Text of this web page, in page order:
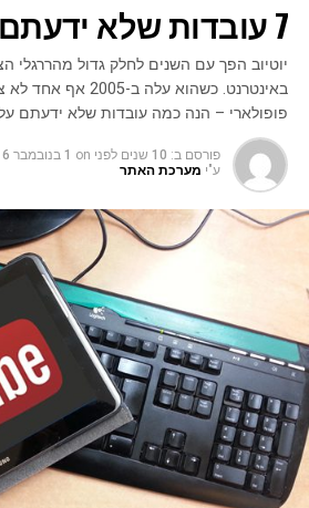
7 עובדות שלא ידעתם על יוטיוב
יוטיוב הפך עם השנים לחלק גדול מהררגלי
באינטרנט. כשהוא עלה
פופולארי – הנה כמה עובדות שלא ידעתם על
פורסם ב: 10 שנים לפני on 1 בנובמבר 2016
ע"י מערכת האתר